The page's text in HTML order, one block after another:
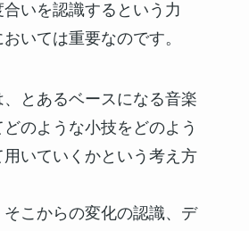
いを認識するという力
いては重要なのです。
とあるベースになる音楽
のような小技をどのよう
いていくかという考え方
こからの変化の認識、デ